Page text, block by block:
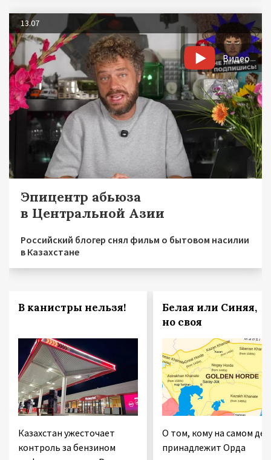
13.07
Видео
Эпицентр абьюза
в Центральной Азии
Российский блогер снял фильм о бытовом насилии
в Казахстане
В канистры нельзя!
Казахстан ужесточает
контроль за бензином
Белая или Синяя,
но своя
О том, кому на самом
принадлежит Орда